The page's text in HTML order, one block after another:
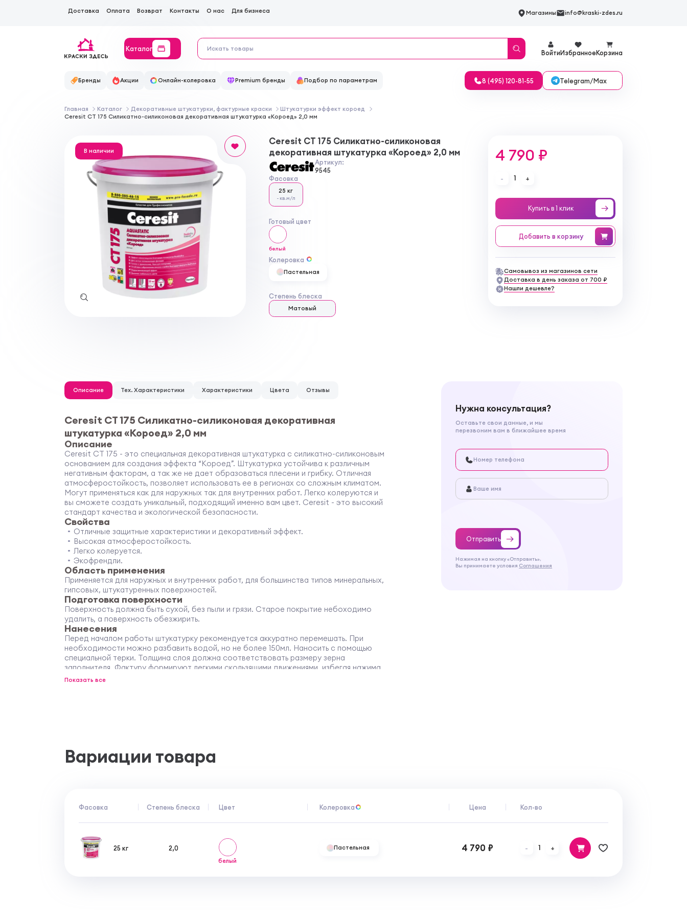
Доставка Оплата Возврат Контакты О нас Для бизнеса Магазины info@kraski-zdes.ru
Каталог
ВойтиИзбранноеКорзина
Бренды Акции Онлайн-колеровка Premium бренды Подбор по параметрам 8 (495) 120-81-55 Telegram/Max
Главная Каталог Декоративные штукатурки, фактурные краски
Штукатурки эффект короед
Ceresit CT 175 Силикатно-силиконовая декоративная штукатурка «Короед» 2,0 мм
В наличии
Ceresit CT 175 Силикатно-силиконовая
декоративная штукатурка «Короед» 2,0 мм
Артикул:
9545
Фасовка
25 кг
- кв.м/л
Готовый цвет
белый
Колеровка
Пастельная
Степень блеска
Матовый
4 790 ₽
- 1 +
Купить в 1 клик
Добавить в корзину
Самовывоз из магазинов сети
Доставка в день заказа от 700 ₽
Нашли дешевле?
Описание Тех. Характеристики Характеристики Цвета Отзывы
Ceresit CT 175 Силикатно-силиконовая декоративная
штукатурка «Короед» 2,0 мм
Описание
Ceresit CT 175 - это специальная декоративная штукатурка с силикатно-силиконовым
основанием для создания эффекта “Короед”. Штукатурка устойчива к различным
негативным факторам, а так же не дает образоваться плесени и грибку. Отличная
атмосферостойкость, позволяет использовать ее в регионах со сложным климатом.
Могут применяться как для наружных так для внутренних работ. Легко колеруются и
вы сможете создать уникальный, подходящий именно вам цвет. Ceresit - это высокий
стандарт качества и экологической безопасности.
Свойства
Отличные защитные характеристики и декоративный эффект.
Высокая атмосферостойкость.
Легко колеруется.
Экофрендли.
Область применения
Применяется для наружных и внутренних работ, для большинства типов минеральных,
гипсовых, штукатуренных поверхностей.
Подготовка поверхности
Поверхность должна быть сухой, без пыли и грязи. Старое покрытие небоходимо
удалить, а поверхность обезжирить.
Нанесения
Перед началом работы штукатурку рекомендуется аккуратно перемешать. При
необходимости можно разбавить водой, но не более 150мл. Наносить с помощью
специальной терки. Толщина слоя должна соответствовать размеру зерна
заполнителя. Фактуру формируют легкими скользящими движениями, избегая нажима
на штукатурный слой. Фактуру «короед» формируют поступательными движениями.
Показать все
Нужна консультация?
Оставьте свои данные, и мы
перезвоним вам в ближайшее время
Отправить
Нажимая на кнопку «Отправить»,
Вы принимаете условия Соглашения
Вариации товара
Фасовка Степень блеска Цвет Колеровка Цена Кол-во
25 кг 2,0
белый
Пастельная 4 790 ₽ - 1 +